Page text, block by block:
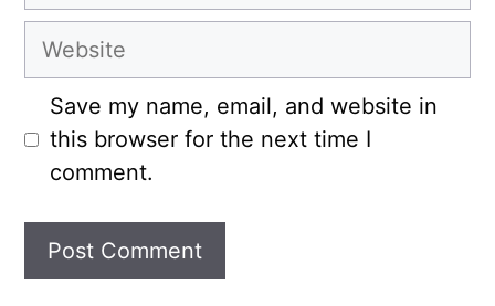
Website
Save my name, email, and website in
this browser for the next time I
comment.